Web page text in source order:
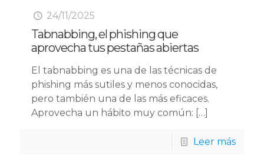
24/11/2025
Tabnabbing, el phishing que
aprovecha tus pestañas abiertas
El tabnabbing es una de las técnicas de
phishing más sutiles y menos conocidas,
pero también una de las más eficaces.
Aprovecha un hábito muy común: […]
Leer más